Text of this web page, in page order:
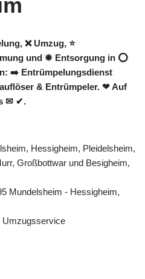
❌ Umzug, ⭐
und ✹ Entsorgung in ⭕
➡️ Entrümpelungsdienst
& Entrümpeler. ❤ Auf
✉ ✔.